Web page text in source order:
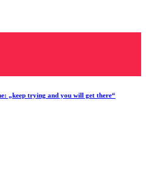
„keep trying and you will get there“